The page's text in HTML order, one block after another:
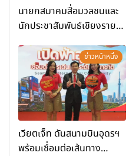
นายกสมาคมสื่อมวลชนและ
นักประชาสัมพันธ์เชียงราย
การท่องเที่ยวและกีฬาจังหวัด
เชียงราย จัดกิจกรรมอบรม
“การพัฒนาศักยภาพผู้
ประกอบการและเครือข่าย
ธุรกิจ Wellness สู่การ
เติบโตอย่างยั่งยืน (Chiang
Rai Wellness Business
ข่าวหน้าหนึ่ง
เวียตเจ็ท ดันสนามบินอุดรฯ
พร้อมเชื่อมต่อเส้นทาง